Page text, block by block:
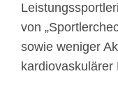
von
sowie weniger